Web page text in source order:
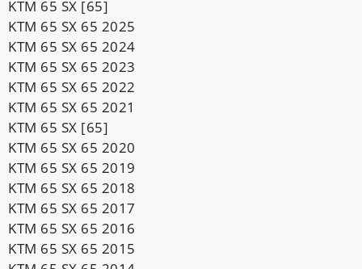
KTM 65 SX [65]
KTM 65 SX 65 2025
KTM 65 SX 65 2024
KTM 65 SX 65 2023
KTM 65 SX 65 2022
KTM 65 SX 65 2021
KTM 65 SX [65]
KTM 65 SX 65 2020
KTM 65 SX 65 2019
KTM 65 SX 65 2018
KTM 65 SX 65 2017
KTM 65 SX 65 2016
KTM 65 SX 65 2015